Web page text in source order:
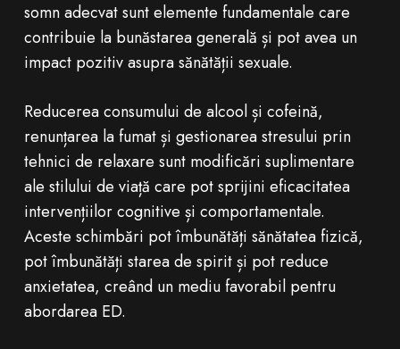
somn adecvat sunt elemente fundamentale care
contribuie la bunăstarea generală și pot avea un
impact pozitiv asupra sănătății sexuale.
Reducerea consumului de alcool și cofeină,
renunțarea la fumat și gestionarea stresului prin
tehnici de relaxare sunt modificări suplimentare
ale stilului de viață care pot sprijini eficacitatea
intervențiilor cognitive și comportamentale.
Aceste schimbări pot îmbunătăți sănătatea fizică,
pot îmbunătăți starea de spirit și pot reduce
anxietatea, creând un mediu favorabil pentru
abordarea ED.